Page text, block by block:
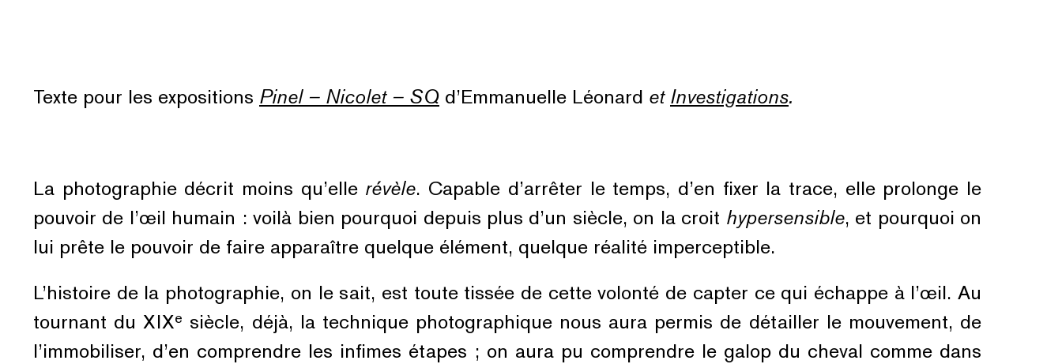
Texte pour les expositions Pinel – Nicolet – SQ d’Emmanuelle Léonard et Investigations.
La photographie décrit moins qu’elle révèle. Capable d’arrêter le temps, d’en fixer la trace, elle prolonge le
pouvoir de l’œil humain : voilà bien pourquoi depuis plus d’un siècle, on la croit hypersensible, et pourquoi on
lui prête le pouvoir de faire apparaître quelque élément, quelque réalité imperceptible.
L’histoire de la photographie, on le sait, est toute tissée de cette volonté de capter ce qui échappe à l’œil. Au
tournant du XIXe siècle, déjà, la technique photographique nous aura permis de détailler le mouvement, de
l’immobiliser, d’en comprendre les infimes étapes ; on aura pu comprendre le galop du cheval comme dans